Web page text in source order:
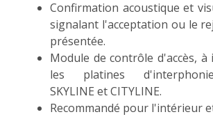
Confirmation acoustique et
signalant l'acceptation ou le
présentée.
Module de contrôle d'accès,
les platines d'interphonie/
SKYLINE et CITYLINE.
Recommandé pour l'intérieur